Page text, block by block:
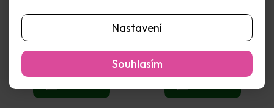
Nastavení
Souhlasím
Décopatch Lepidlo a lak
Paperpatch lesklý 600 ml
Skladem(15 ks)
Décopatch Lepidlo a lak
Paperpatch třpytivý 150
ml
Skladem(21 ks)